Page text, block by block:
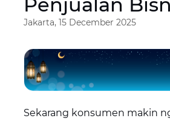
Jakarta, 15 December 2025
Sekarang konsumen makin